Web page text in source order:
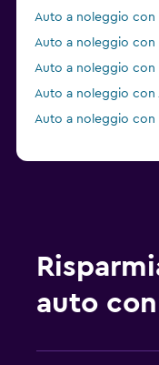
Auto a noleggio con
Auto a noleggio con
Auto a noleggio con
Auto a noleggio con
Auto a noleggio con
auto